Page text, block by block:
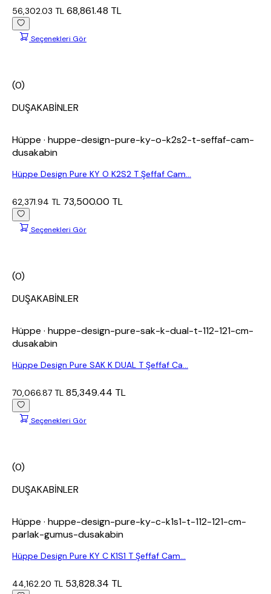
56,302.03 TL 68,861.48 TL
Seçenekleri Gör
(0)
DUŞAKABİNLER
Hüppe · huppe-design-pure-ky-o-k2s2-t-seffaf-cam-
dusakabin
Hüppe Design Pure KY O K2S2 T Şeffaf Cam...
62,371.94 TL 73,500.00 TL
Seçenekleri Gör
(0)
DUŞAKABİNLER
Hüppe · huppe-design-pure-sak-k-dual-t-112-121-cm-
dusakabin
Hüppe Design Pure SAK K DUAL T Şeffaf Ca...
70,066.87 TL 85,349.44 TL
Seçenekleri Gör
(0)
DUŞAKABİNLER
Hüppe · huppe-design-pure-ky-c-k1s1-t-112-121-cm-
parlak-gumus-dusakabin
Hüppe Design Pure KY C K1S1 T Şeffaf Cam...
44,162.20 TL 53,828.34 TL